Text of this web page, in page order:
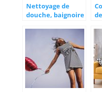
Nettoyage de
douche, baignoire